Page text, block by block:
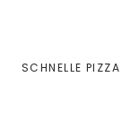
SCHNELLE